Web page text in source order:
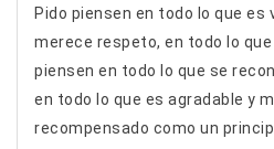
Pido piensen en todo lo que es
merece respeto, en todo lo
piensen en todo lo que se
en todo lo que es agradable y
recompensado como un